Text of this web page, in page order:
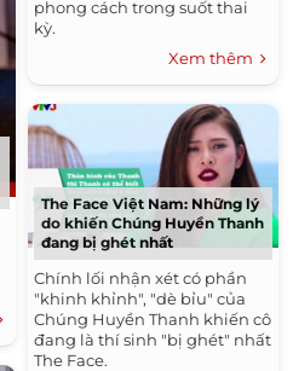
phong cách trong suốt thai
kỳ.
Xem thêm
The Face Việt Nam: Những lý
do khiến Chúng Huyền Thanh
đang bị ghét nhất
Chính lối nhận xét có phần
"khinh khỉnh", "dè bỉu" của
Chúng Huyền Thanh khiến cô
đang là thí sinh "bị ghét" nhất
The Face.